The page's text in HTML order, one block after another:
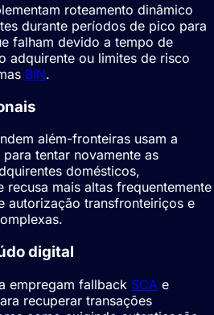
roteamento dinâmico
durante períodos de pico para
falham devido a tempo de
adquirente ou limites de risco
BIN.
além-fronteiras usam a
tentar novamente as
domésticos,
recusa mais altas frequentemente
autorização transfronteiriços e
digital
empregam fallback SCA e
recuperar transações